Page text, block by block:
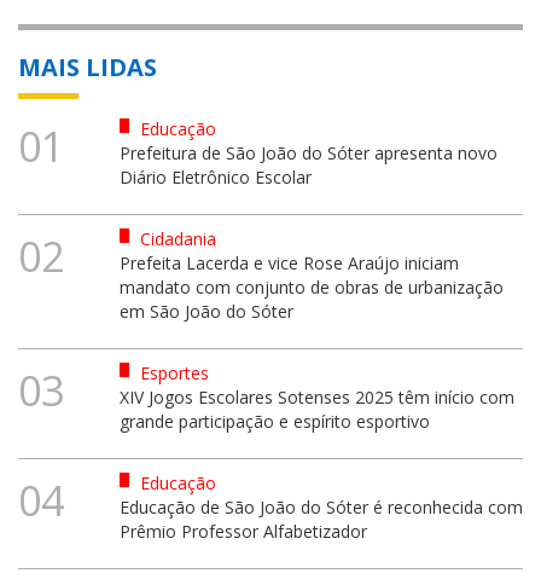
MAIS LIDAS
01
Educação
Prefeitura de São João do Sóter apresenta novo
Diário Eletrônico Escolar
02
Cidadania
Prefeita Lacerda e vice Rose Araújo iniciam
mandato com conjunto de obras de urbanização
em São João do Sóter
03
Esportes
XIV Jogos Escolares Sotenses 2025 têm início com
grande participação e espírito esportivo
04
Educação
Educação de São João do Sóter é reconhecida com
Prêmio Professor Alfabetizador